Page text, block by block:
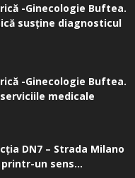
-Ginecologie Buftea.
susţine diagnosticul
-Ginecologie Buftea.
medicale
DN7 – Strada Milano
un sens...